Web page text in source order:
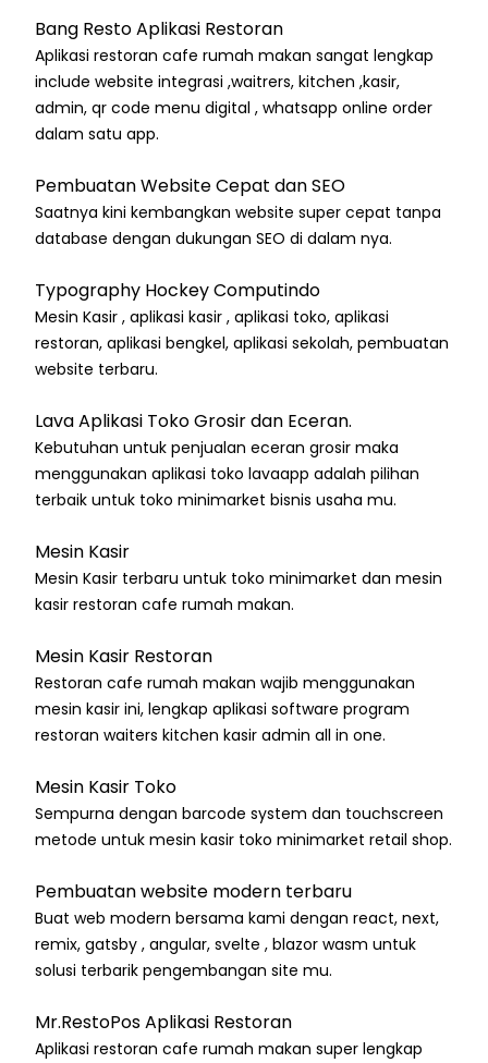
Bang Resto Aplikasi Restoran
Aplikasi restoran cafe rumah makan sangat lengkap
include website integrasi ,waitrers, kitchen ,kasir,
admin, qr code menu digital , whatsapp online order
dalam satu app.
Pembuatan Website Cepat dan SEO
Saatnya kini kembangkan website super cepat tanpa
database dengan dukungan SEO di dalam nya.
Typography Hockey Computindo
Mesin Kasir , aplikasi kasir , aplikasi toko, aplikasi
restoran, aplikasi bengkel, aplikasi sekolah, pembuatan
website terbaru.
Lava Aplikasi Toko Grosir dan Eceran.
Kebutuhan untuk penjualan eceran grosir maka
menggunakan aplikasi toko lavaapp adalah pilihan
terbaik untuk toko minimarket bisnis usaha mu.
Mesin Kasir
Mesin Kasir terbaru untuk toko minimarket dan mesin
kasir restoran cafe rumah makan.
Mesin Kasir Restoran
Restoran cafe rumah makan wajib menggunakan
mesin kasir ini, lengkap aplikasi software program
restoran waiters kitchen kasir admin all in one.
Mesin Kasir Toko
Sempurna dengan barcode system dan touchscreen
metode untuk mesin kasir toko minimarket retail shop.
Pembuatan website modern terbaru
Buat web modern bersama kami dengan react, next,
remix, gatsby , angular, svelte , blazor wasm untuk
solusi terbarik pengembangan site mu.
Mr.RestoPos Aplikasi Restoran
Aplikasi restoran cafe rumah makan super lengkap